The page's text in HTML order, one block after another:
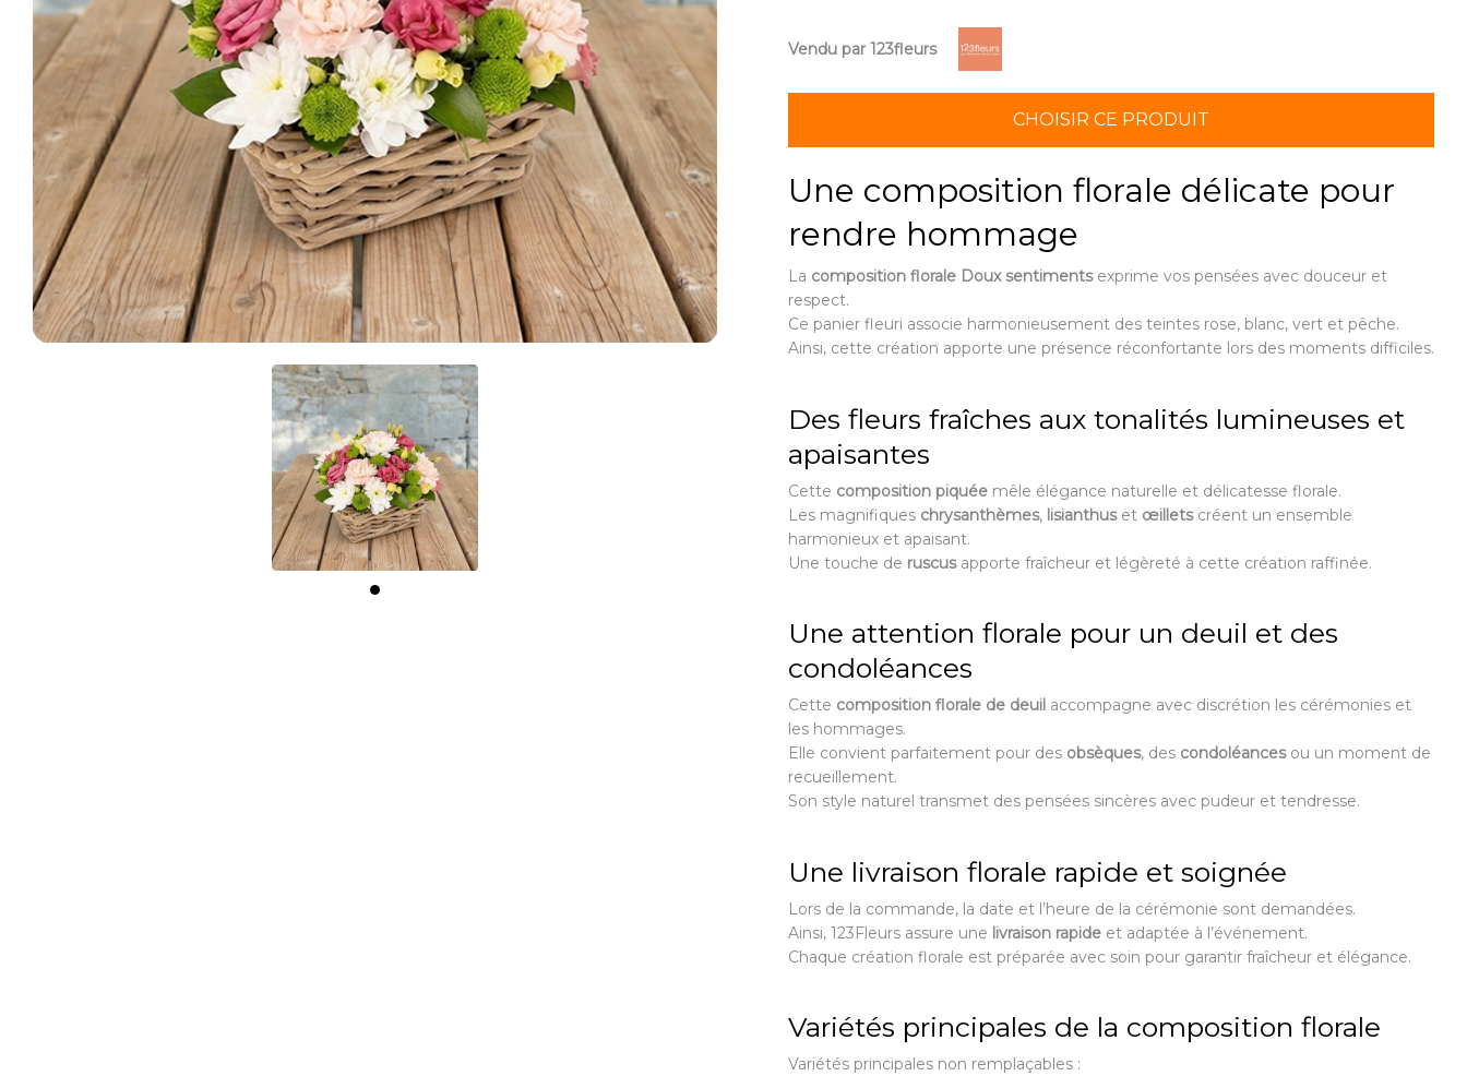
Vendu par 123fleurs
CHOISIR CE PRODUIT
Une composition florale délicate pour
rendre hommage
La composition florale Doux sentimentsexprime vos pensées avec douceur et
respect.
Ce panier fleuri associe harmonieusement des teintes rose, blanc, vert et pêche.
Ainsi, cette création apporte une présence réconfortante lors des moments difficiles.
Des fleurs fraîches aux tonalités lumineuses et
apaisantes
Cette composition piquée mêle élégance naturelle et délicatesse florale.
Les magnifiques chrysanthèmes, lisianthuset œilletscréent un ensemble
harmonieux et apaisant.
Une touche de ruscusapporte fraîcheur et légèreté à cette création raffinée.
Une attention florale pour un deuil et des
condoléances
Cette composition florale de deuil accompagne avec discrétion les cérémonies et
les hommages.
Elle convient parfaitement pour des obsèques, des condoléancesou un moment de
recueillement.
Son style naturel transmet des pensées sincères avec pudeur et tendresse.
Une livraison florale rapide et soignée
Lors de la commande, la date et l’heure de la cérémonie sont demandées.
Ainsi, 123Fleurs assure une livraison rapide et adaptée à l’événement.
Chaque création florale est préparée avec soin pour garantir fraîcheur et élégance.
Variétés principales de la composition florale
Variétés principales non remplaçables :